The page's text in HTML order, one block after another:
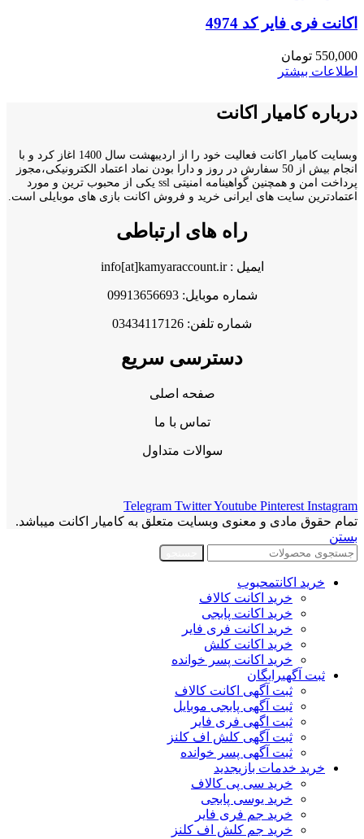
اکانت فری فایر کد 4974
550,000 تومان
اطلاعات بیشتر
درباره کامیار اکانت
وبسایت کامیار اکانت فعالیت خود را از اردیبهشت سال 1400 اغاز کرد و با
انجام بیش از 50 سفارش در روز و دارا بودن نماد اعتماد الکترونیکی،مجوز
پرداخت امن و همچنین گواهینامه امنیتی ssl یکی از محبوب ترین و مورد
اعتمادترین سایت های ایرانی خرید و فروش اکانت بازی های موبایلی است.
راه های ارتباطی
ایمیل : info[at]kamyaraccount.ir
شماره موبایل: 09913656693
شماره تلفن: 03434117126
دسترسی سریع
صفحه اصلی
تماس با ما
سوالات متداول
Telegram TwitterYoutube Pinterest Instagram
تمام حقوق مادی و معنوی وبسایت متعلق به کامیار اکانت میباشد.
بستن
خرید اکانتمحبوب
خرید اکانت کالاف
خرید اکانت پابجی
خرید اکانت فری فایر
خرید اکانت کلش
خرید اکانت پسر خوانده
ثبت آگهیرایگان
ثبت آگهی اکانت کالاف
ثبت آگهی پابجی موبایل
ثبت اگهی فری فایر
ثبت آگهی کلش اف کلنز
ثبت آگهی پسر خوانده
خرید خدمات بازیجدید
خرید سی پی کالاف
خرید یوسی پابجی
خرید جم فری فایر
خرید جم کلش اف کلنز